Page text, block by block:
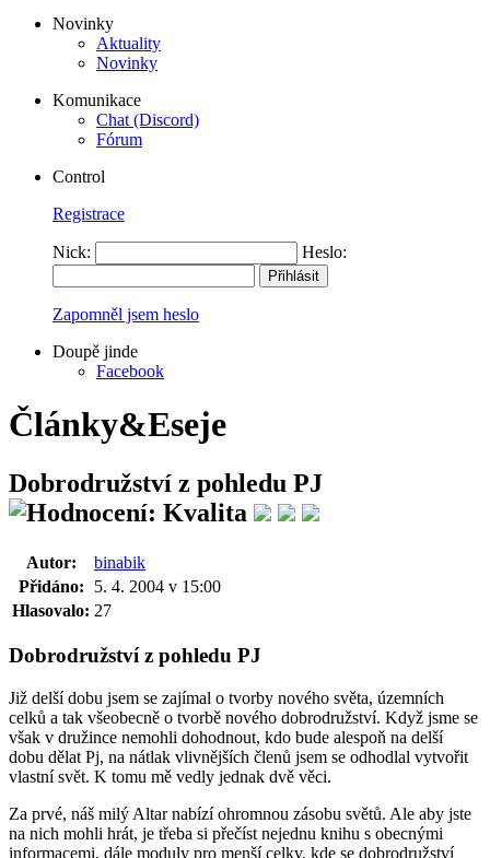
Novinky
Aktuality
Novinky
Komunikace
Chat (Discord)
Fórum
Control
Registrace
Nick: Heslo:
Zapomněl jsem heslo
Doupě jinde
Facebook
Články&Eseje
Dobrodružství z pohledu PJ
Autor:
binabik
Přidáno:
5. 4. 2004 v 15:00
Hlasovalo: 27
Dobrodružství z pohledu PJ
Již delší dobu jsem se zajímal o tvorby nového světa, územních
celků a tak všeobecně o tvorbě nového dobrodružství. Když jsme se
však v družince nemohli dohodnout, kdo bude alespoň na delší
dobu dělat Pj, na nátlak vlivnějších členů jsem se odhodlal vytvořit
vlastní svět. K tomu mě vedly jednak dvě věci.
Za prvé, náš milý Altar nabízí ohromnou zásobu světů. Ale aby jste
na nich mohli hrát, je třeba si přečíst nejednu knihu s obecnými
informacemi, dále moduly pro menší celky, kde se dobrodružství